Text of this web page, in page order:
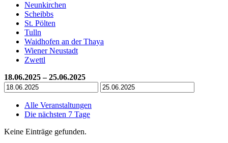
Neunkirchen
Scheibbs
St. Pölten
Tulln
Waidhofen an der Thaya
Wiener Neustadt
Zwettl
18.06.2025 – 25.06.2025
Alle Veranstaltungen
Die nächsten 7 Tage
Keine Einträge gefunden.